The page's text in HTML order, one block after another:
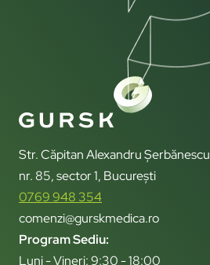
Str. Căpitan Alexandru Șerbănescu
nr. 85, sector 1, București
0769 948 354
comenzi@gurskmedica.ro
Program Sediu:
Luni - Vineri: 9:30 - 18:00